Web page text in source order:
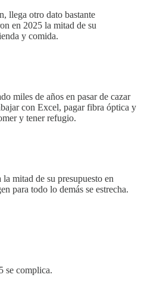
llega otro dato bastante
en 2025 la mitad de su
y comida.
miles de años en pasar de cazar
con Excel, pagar fibra óptica y
y tener refugio.
mitad de su presupuesto en
para todo lo demás se estrecha.
se complica.